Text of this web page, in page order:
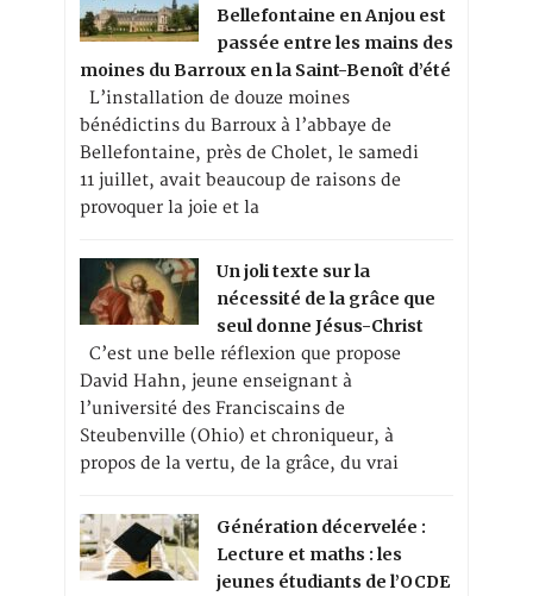
Bellefontaine en Anjou est
passée entre les mains des
moines du Barroux en la Saint-Benoît d’été
L’installation de douze moines
bénédictins du Barroux à l’abbaye de
Bellefontaine, près de Cholet, le samedi
11 juillet, avait beaucoup de raisons de
provoquer la joie et la
Un joli texte sur la
nécessité de la grâce que
seul donne Jésus-Christ
C’est une belle réflexion que propose
David Hahn, jeune enseignant à
l’université des Franciscains de
Steubenville (Ohio) et chroniqueur, à
propos de la vertu, de la grâce, du vrai
Génération décervelée :
Lecture et maths : les
jeunes étudiants de l’OCDE